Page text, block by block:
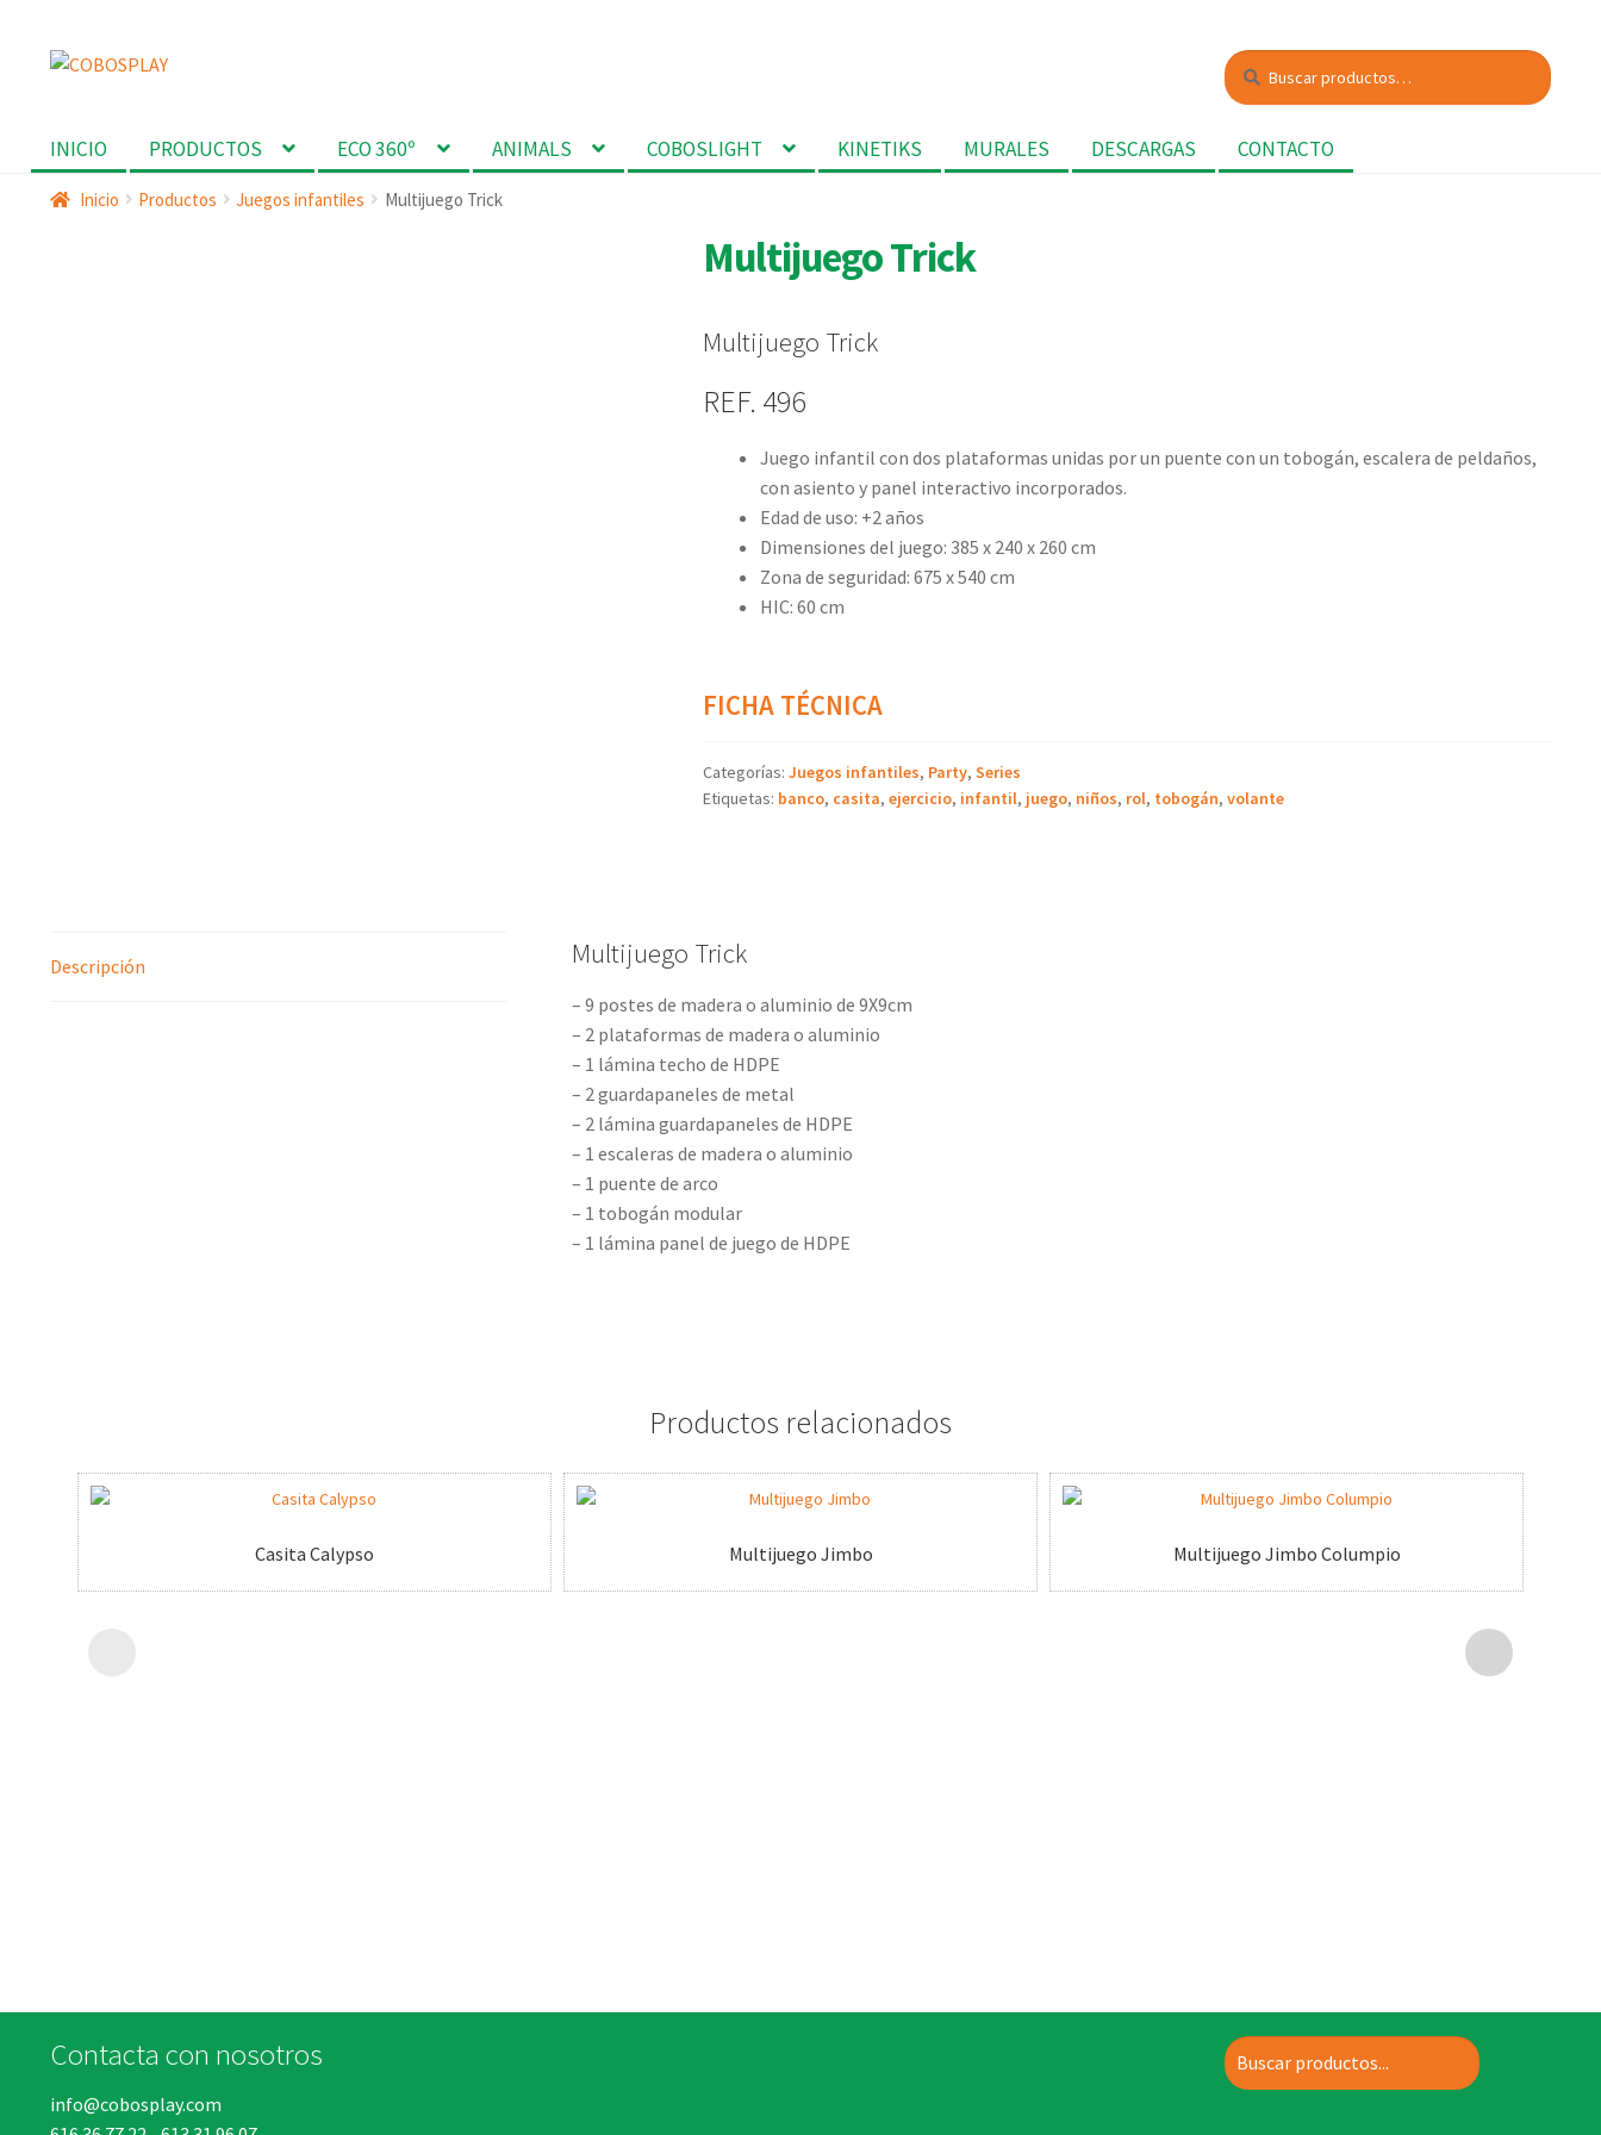
Ir
navegación
Ir
Buscar
por:
Buscar
INICIO PRODUCTOS ECO 360º ANIMALS COBOSLIGHT KINETIKS MURALES DESCARGAS CONTACTO
Inicio Productos Juegos infantiles Multijuego Trick
Multijuego Trick
Multijuego Trick
REF. 496
Juego infantil con dos plataformas unidas por un puente con un tobogán, escalera de peldaños,
con asiento y panel interactivo incorporados.
Edad de uso: +2 años
Dimensiones del juego: 385 x 240 x 260 cm
Zona de seguridad: 675 x 540 cm
HIC: 60 cm
FICHA TÉCNICA
Categorías: Juegos infantiles, Party, Series
Etiquetas: banco, casita, ejercicio, infantil, juego, niños, rol, tobogán, volante
Descripción Multijuego Trick
– 9 postes de madera o aluminio de 9X9cm
– 2 plataformas de madera o aluminio
– 1 lámina techo de HDPE
– 2 guardapaneles de metal
– 2 lámina guardapaneles de HDPE
– 1 escaleras de madera o aluminio
– 1 puente de arco
– 1 tobogán modular
– 1 lámina panel de juego de HDPE
Productos relacionados
Casita Calypso Multijuego Jimbo Multijuego Jimbo Columpio
Contacta con nosotros
info@cobosplay.com
Buscar